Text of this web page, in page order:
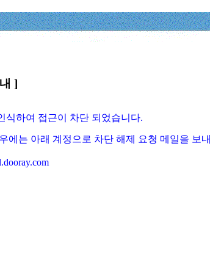
]
식하여 접근이 차단 되었습니다.
에는 아래 계정으로 차단 해제 요청 메일을 보내